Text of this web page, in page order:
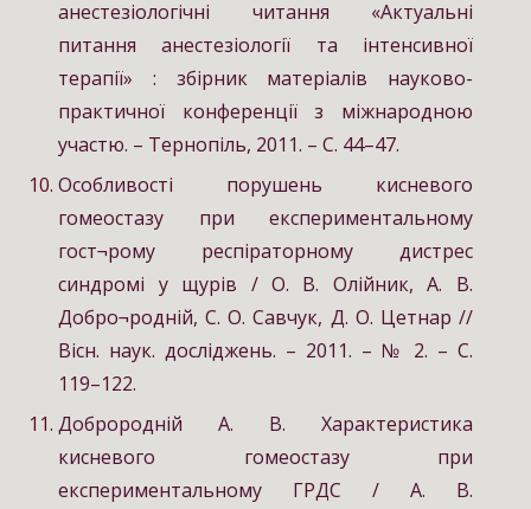
анестезіологічні читання «Актуальні
питання анестезіології та інтенсивної
терапії» : збірник матеріалів науково-
практичної конференції з міжнародною
участю. – Тернопіль, 2011. – С. 44–47.
Особливості порушень кисневого
гомеостазу при експериментальному
гост¬рому респіраторному дистрес
синдромі у щурів / О. В. Олійник, А. В.
Добро¬родній, С. О. Савчук, Д. О. Цетнар //
Вісн. наук. досліджень. – 2011. – № 2. – С.
119–122.
Доброродній А. В. Характеристика
кисневого гомеостазу при
експериментальному ГРДС / А. В.